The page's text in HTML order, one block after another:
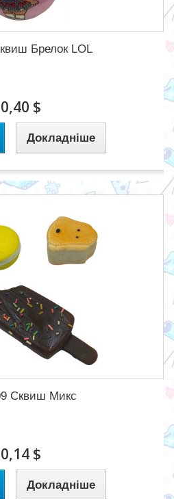
Брелок LOL
0,40 $
Докладніше
Сквиш Микс
0,14 $
Докладніше